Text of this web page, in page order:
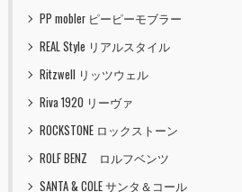
PP mobler ピーピーモブラー
REAL Style リアルスタイル
Ritzwell リッツウェル
Riva 1920 リーヴァ
ROCKSTONE ロックストーン
ROLF BENZ ロルフベンツ
SANTA & COLE サンタ＆コール